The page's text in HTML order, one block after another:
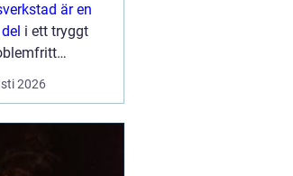
är en
i ett tryggt
När en husbil
som både
2026